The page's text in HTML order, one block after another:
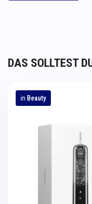
DAS SOLLTEST
in Beauty